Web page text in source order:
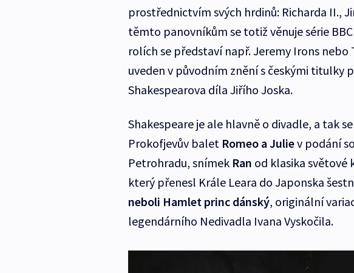
prostřednictvím svých hrdinů: Richarda II.,
těmto panovníkům se totiž věnuje série BBC
rolích se představí např. Jeremy Irons
uveden v původním znění s českými titulky
Shakespearova díla Jiřího Joska.
Shakespeare je ale hlavně o divadle, a tak
Prokofjevův balet Romeo a Juliev podání
Petrohradu, snímek Ran od klasika světové
který přenesl Krále Leara do Japonska
neboli Hamlet princ dánský, originální
legendárního Nedivadla Ivana Vyskočila.